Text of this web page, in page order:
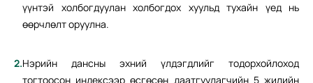
үүнтэй холбогдуулан холбогдох хуульд тухайн үед нь
өөрчлөлт оруулна.
Нэрийн дансны эхний үлдэгдлийг тодорхойлоход
тогтоосон индексээр өсгөсөн даатгуулагчийн 5 жилийн